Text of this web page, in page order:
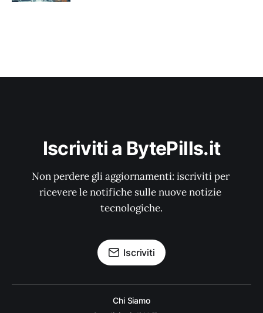
Iscriviti a BytePills.it
Non perdere gli aggiornamenti: iscriviti per
ricevere le notifiche sulle nuove notizie
tecnologiche.
Iscriviti
Chi Siamo